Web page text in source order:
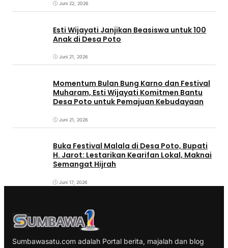
Juni 22, 2026
Esti Wijayati Janjikan Beasiswa untuk 100
Anak di Desa Poto
Juni 21, 2026
Momentum Bulan Bung Karno dan Festival
Muharam, Esti Wijayati Komitmen Bantu
Desa Poto untuk Pemajuan Kebudayaan
Juni 21, 2026
Buka Festival Malala di Desa Poto, Bupati
H. Jarot: Lestarikan Kearifan Lokal, Maknai
Semangat Hijrah
Juni 17, 2026
Sumbawasatu.com adalah Portal berita, majalah dan blog